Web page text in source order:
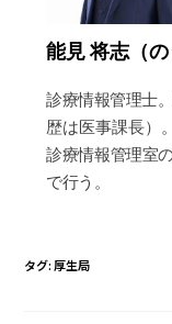
能見 将志（の
診療情報管理士
歴は医事課長）
診療情報管理室
で行う。
タグ: 厚生局